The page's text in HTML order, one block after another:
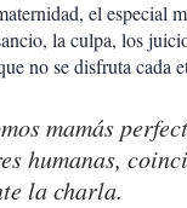
el especial
la culpa, los
no se disfruta cada
mamás
humanas,
la charla.